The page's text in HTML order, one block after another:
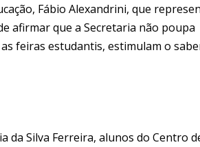
Fábio Alexandrini, que
afirmar que a Secretaria não poupa
feiras estudantis, estimulam o
da Silva Ferreira, alunos do Centro